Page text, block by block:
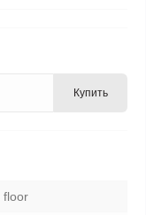
Купить
floor